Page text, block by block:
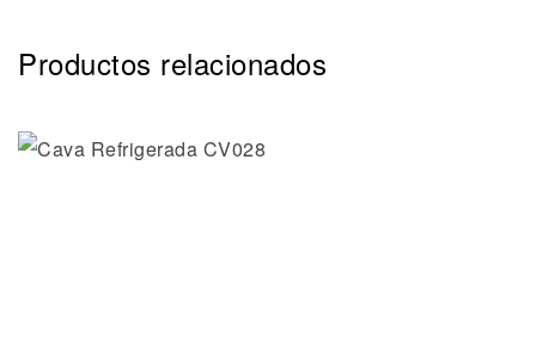
Productos relacionados